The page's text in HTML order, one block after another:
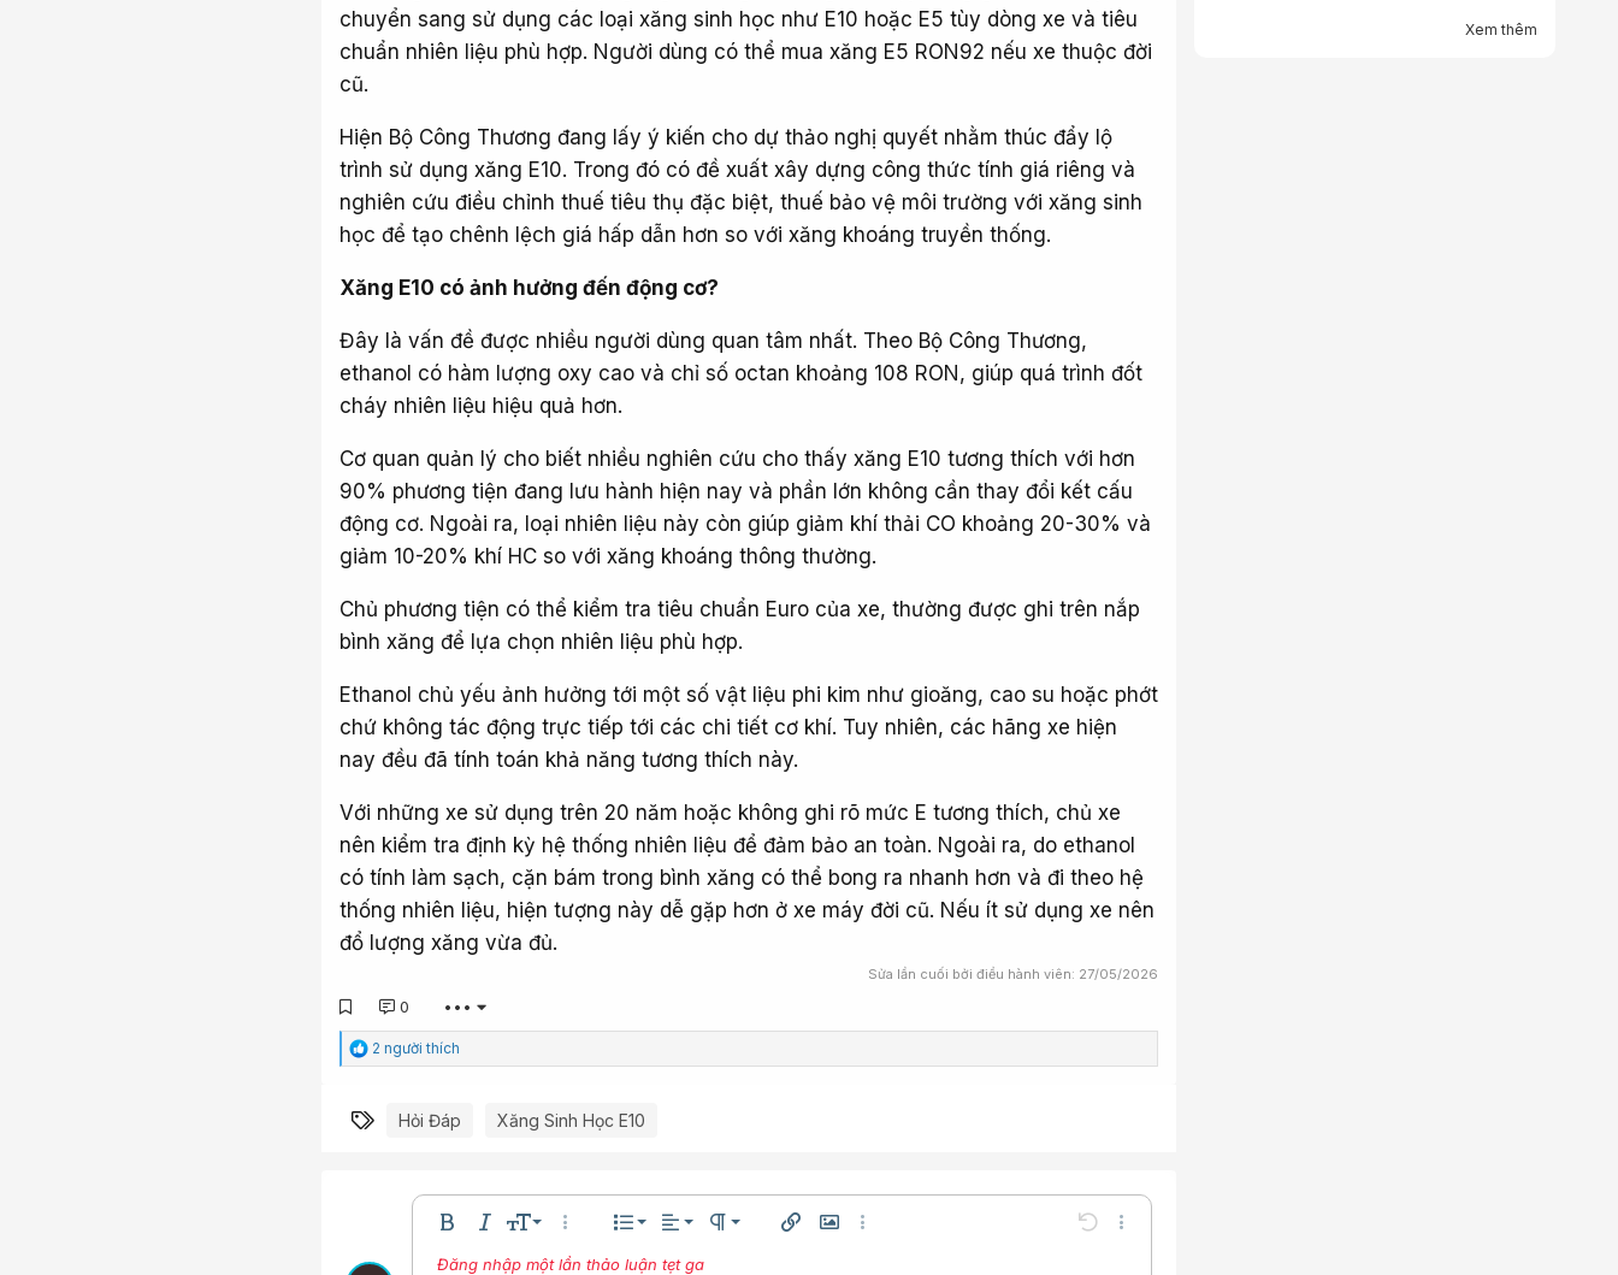
chuyển sang sử dụng các loại xăng sinh học như E10 hoặc E5 tùy dòng xe và tiêu
chuẩn nhiên liệu phù hợp. Người dùng có thể mua xăng E5 RON92 nếu xe thuộc đời
cũ.
Hiện Bộ Công Thương đang lấy ý kiến cho dự thảo nghị quyết nhằm thúc đẩy lộ
trình sử dụng xăng E10. Trong đó có đề xuất xây dựng công thức tính giá riêng và
nghiên cứu điều chỉnh thuế tiêu thụ đặc biệt, thuế bảo vệ môi trường với xăng sinh
học để tạo chênh lệch giá hấp dẫn hơn so với xăng khoáng truyền thống.
Xăng E10 có ảnh hưởng đến động cơ?
Đây là vấn đề được nhiều người dùng quan tâm nhất. Theo Bộ Công Thương,
ethanol có hàm lượng oxy cao và chỉ số octan khoảng 108 RON, giúp quá trình đốt
cháy nhiên liệu hiệu quả hơn.
Cơ quan quản lý cho biết nhiều nghiên cứu cho thấy xăng E10 tương thích với hơn
90% phương tiện đang lưu hành hiện nay và phần lớn không cần thay đổi kết cấu
động cơ. Ngoài ra, loại nhiên liệu này còn giúp giảm khí thải CO khoảng 20-30% và
giảm 10-20% khí HC so với xăng khoáng thông thường.
Chủ phương tiện có thể kiểm tra tiêu chuẩn Euro của xe, thường được ghi trên nắp
bình xăng để lựa chọn nhiên liệu phù hợp.
Ethanol chủ yếu ảnh hưởng tới một số vật liệu phi kim như gioăng, cao su hoặc phớt
chứ không tác động trực tiếp tới các chi tiết cơ khí. Tuy nhiên, các hãng xe hiện
nay đều đã tính toán khả năng tương thích này.
Với những xe sử dụng trên 20 năm hoặc không ghi rõ mức E tương thích, chủ xe
nên kiểm tra định kỳ hệ thống nhiên liệu để đảm bảo an toàn. Ngoài ra, do ethanol
có tính làm sạch, cặn bám trong bình xăng có thể bong ra nhanh hơn và đi theo hệ
thống nhiên liệu, hiện tượng này dễ gặp hơn ở xe máy đời cũ. Nếu ít sử dụng xe nên
đổ lượng xăng vừa đủ.
Sửa lần cuối bởi điều hành viên: 27/05/2026
0 •••
C
ả
ú
2 người thích
Từ khóa
Hỏi Đáp Xăng Sinh Học E10
Bold In nghiêng
Kích thước
10
Thêm tùy chọn…
Danh sáchDanh sách có thứ tự
Danh sách không có thứ tự
Căn lề
Căn trái
Căn giữa
Paragraph format
Normal Chèn liên kết
Chèn hình ảnh
Thêm tùy chọn… Undo Thêm tùy chọn…
Đăng nhập một lần thảo luận tẹt ga
Xem thêm